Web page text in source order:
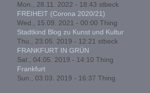
Mon., 28.11. 2022 - 18:43 stbeck
FREIHEIT (Corona 2020/21)
Wed., 15.09. 2021 - 00:00 Thing
Stadtkind Blog zu Kunst und Kultur
Thu., 23.05. 2019 - 12:21 stbeck
FRANKFURT IN GRÜN
Sat., 04.05. 2019 - 14:10 Thing
Frankfurt
Sun., 03.03. 2019 - 16:37 Thing